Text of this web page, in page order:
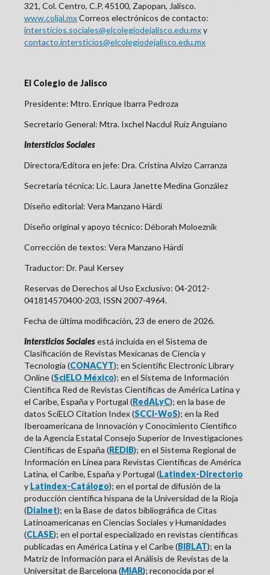
321, Col. Centro, C.P. 45100, Zapopan, Jalisco.
www.coljal.mxCorreos electrónicos de contacto:
intersticios.sociales@elcolegiodejalisco.edu.mxy
contacto.intersticios@elcolegiodejalisco.edu.mx
El Colegio de Jalisco
Presidente: Mtro. Enrique Ibarra Pedroza
Secretario General: Mtra. Ixchel Nacdul Ruiz Anguiano
Intersticios Sociales
Directora/Editora en jefe: Dra. Cristina Alvizo Carranza
Secretaria técnica: Lic. Laura Janette Medina González
Diseño editorial: Vera Manzano Härdi
Diseño original y apoyo técnico: Déborah Moloeznik
Corrección de textos: Vera Manzano Härdi
Traductor: Dr. Paul Kersey
Reservas de Derechos al Uso Exclusivo: 04-2012-
041814570400-203, ISSN 2007-4964.
Fecha de última modificación, 23 de enero de 2026.
Intersticios Socialesestá incluida en el Sistema de
Clasificación de Revistas Mexicanas de Ciencia y
Tecnología (CONACYT); en Scientific Electronic Library
Online (SciELO México); en el Sistema de Información
Científica Red de Revistas Científicas de América Latina y
el Caribe, España y Portugal (RedALyC); en la base de
datos SciELO Citation Index (SCCI-WoS); en la Red
Iberoamericana de Innovación y Conocimiento Científico
de la Agencia Estatal Consejo Superior de Investigaciones
Científicas deEspaña (REDIB); en el Sistema Regional de
Información en Línea para Revistas Científicas de América
Latina, el Caribe, España y Portugal (Latindex-Directorio
y Latindex-Catálogo); en el portal de difusión de la
producción científica hispana de la Universidad de la Rioja
(Dialnet); en la Base de datos bibliográfica de Citas
Latinoamericanas en Ciencias Sociales y Humanidades
(CLASE); en el portal especializado en revistas científicas
publicadas en América Latina y el Caribe (BIBLAT); en la
Matriz de Información para el Análisis de Revistas de la
Universitat de Barcelona (MIAR); reconocida por el